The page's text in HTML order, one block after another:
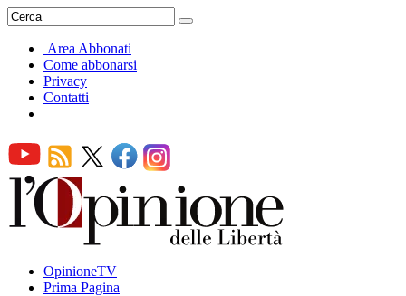
Area Abbonati
Come abbonarsi
Privacy
Contatti
OpinioneTV
Prima Pagina